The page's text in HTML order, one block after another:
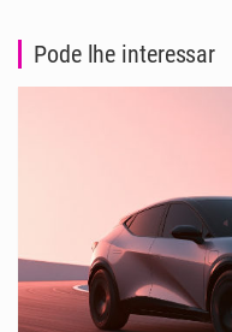
Pode lhe interessar